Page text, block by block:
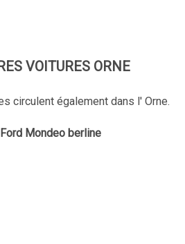
VOITURES ORNE
circulent également dans l' Orne.
Ford Mondeo berline